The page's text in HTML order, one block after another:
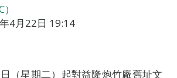
4月22日 19:14
（星期二）起對益隆炮竹廠舊址文